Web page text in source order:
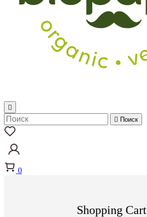

 Поиск
0
Shopping Cart